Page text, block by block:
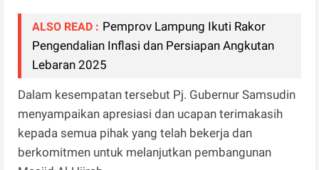
ALSO READ : Pemprov Lampung Ikuti Rakor
Pengendalian Inflasi dan Persiapan Angkutan
Lebaran 2025
Dalam kesempatan tersebut Pj. Gubernur Samsudin
menyampaikan apresiasi dan ucapan terimakasih
kepada semua pihak yang telah bekerja dan
berkomitmen untuk melanjutkan pembangunan